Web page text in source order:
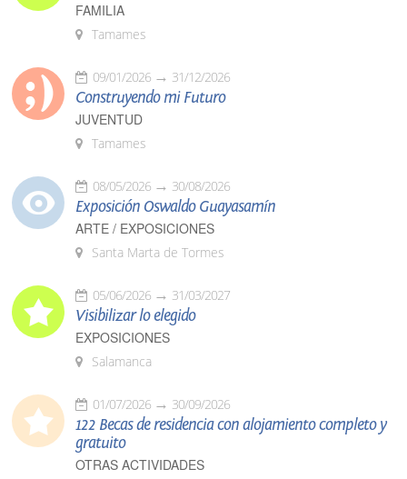
FAMILIA
Tamames
09/01/2026 31/12/2026
Construyendo mi Futuro
JUVENTUD
Tamames
08/05/2026 30/08/2026
Exposición Oswaldo Guayasamín
ARTE / EXPOSICIONES
Santa Marta de Tormes
05/06/2026 31/03/2027
Visibilizar lo elegido
EXPOSICIONES
Salamanca
01/07/2026 30/09/2026
122 Becas de residencia con alojamiento completo y
gratuito
OTRAS ACTIVIDADES